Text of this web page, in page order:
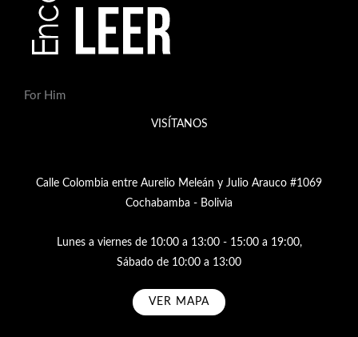
For Him
VISÍTANOS
Calle Colombia entre Aurelio Meleán y Julio Arauco #1069
Cochabamba - Bolivia
Lunes a viernes de 10:00 a 13:00 - 15:00 a 19:00,
Sábado de 10:00 a 13:00
VER MAPA